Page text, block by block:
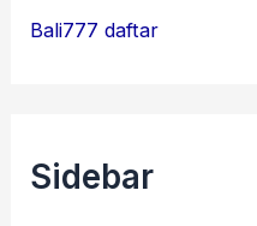
Bali777 daftar
Sidebar